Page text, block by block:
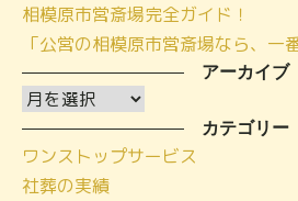
相模原市営斎場完全ガイド！
「公営の相模原市営斎場なら、一
アーカイブ
ア
ー
カ
イ
カテゴリー
ワンストップサービス
社葬の実績